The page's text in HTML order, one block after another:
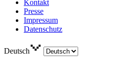
Kontakt
Presse
Impressum
Datenschutz
Deutsch